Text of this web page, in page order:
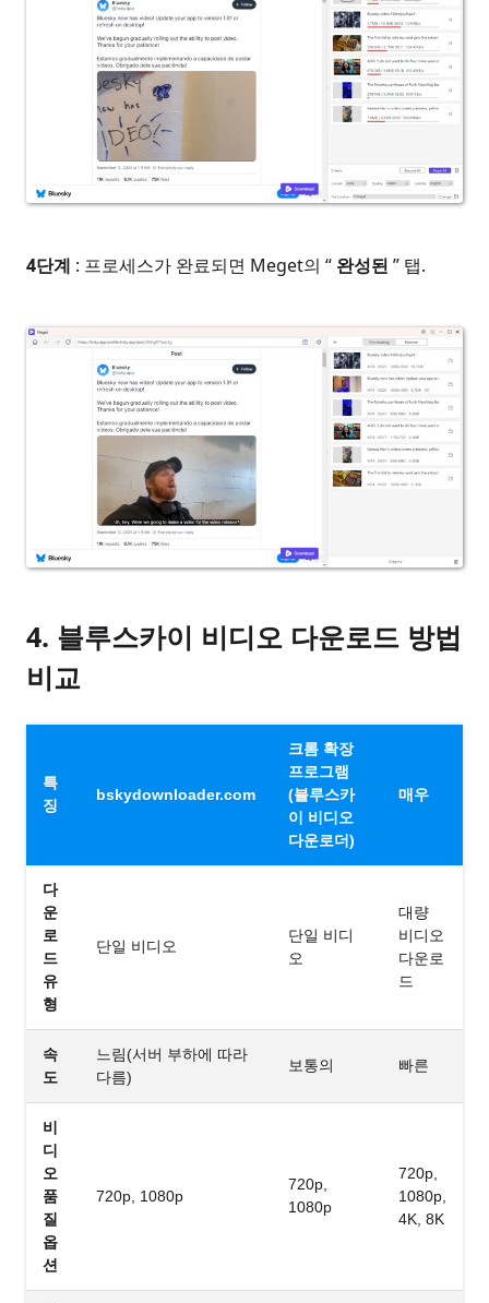
4단계 : 프로세스가 완료되면 Meget의 “ 완성된 ” 탭.
4. 블루스카이 비디오 다운로드 방법
비교
특
징
bskydownloader.com
크롬 확장
프로그램
(블루스카
이 비디오
다운로더)
매우
다
운
로
드
유
형
단일 비디오
단일 비디
오
대량
비디오
다운로
드
속
도
느림(서버 부하에 따라
다름)
보통의 빠른
비
디
오
품
질
옵
션
720p, 1080p
720p,
1080p
720p,
1080p,
4K, 8K